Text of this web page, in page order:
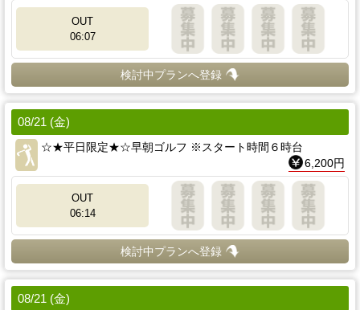
OUT
06:07
検討中プランへ登録
08/21 (金)
☆★平日限定★☆早朝ゴルフ ※スタート時間６時台
6,200円
OUT
06:14
検討中プランへ登録
08/21 (金)